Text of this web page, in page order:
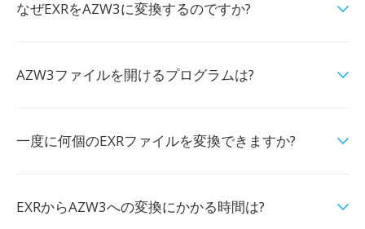
なぜEXRをAZW3に変換するのですか?
AZW3ファイルを開けるプログラムは?
一度に何個のEXRファイルを変換できますか?
EXRからAZW3への変換にかかる時間は?